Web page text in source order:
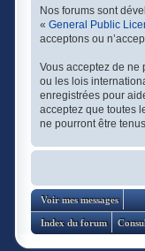
Nos forums sont
« General Public
acceptons ou
Vous acceptez de ne
ou les lois
enregistrées pour
acceptez que toutes
ne pourront être
Voir mes messages
Index du forum